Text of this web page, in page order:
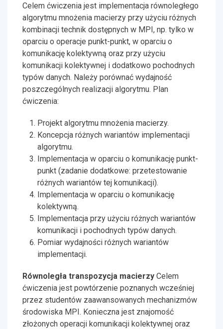
Celem ćwiczenia jest implementacja równoległego
algorytmu mnożenia macierzy przy użyciu różnych
kombinacji technik dostępnych w MPI, np. tylko w
oparciu o operacje punkt-punkt, w oparciu o
komunikację kolektywną oraz przy użyciu
komunikacji kolektywnej i dodatkowo pochodnych
typów danych. Należy porównać wydajność
poszczególnych realizacji algorytmu. Plan
ćwiczenia:
Projekt algorytmu mnożenia macierzy.
Koncepcja różnych wariantów implementacji
algorytmu.
Implementacja w oparciu o komunikację punkt-
punkt (zadanie dodatkowe: przetestowanie
różnych wariantów tej komunikacji).
Implementacja w oparciu o komunikację
kolektywną.
Implementacja przy użyciu różnych wariantów
komunikacji i pochodnych typów danych.
Pomiar wydajności różnych wariantów
implementacji.
Równoległa transpozycja macierzy Celem
ćwiczenia jest powtórzenie poznanych wcześniej
przez studentów zaawansowanych mechanizmów
środowiska MPI. Konieczna jest znajomość
złożonych operacji komunikacji kolektywnej oraz